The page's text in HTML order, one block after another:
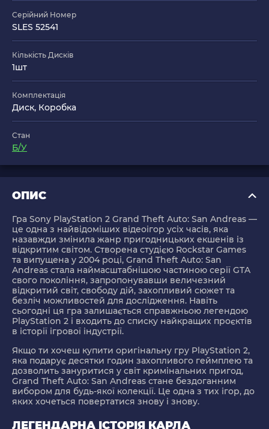
Серійний Номер
SLES 52541
Кількість Дисків
1шт
Комплектація
Диск, Коробка
Стан
Б/У
ОПИС
Гра Sony PlayStation 2 Grand Theft Auto: San Andreas —
це одна з найвідоміших відеоігор усіх часів, яка
назавжди змінила жанр пригодницьких екшенів із
відкритим світом. Створена студією Rockstar Games
та випущена у 2004 році, Grand Theft Auto: San
Andreas стала наймасштабнішою частиною серії GTA
свого покоління, запропонувавши величезний
відкритий світ, свободу дій, захопливий сюжет та
безліч можливостей для дослідження. Навіть
сьогодні ця гра залишається справжньою легендою
PlayStation 2 і входить до списку найкращих проєктів
в історії ігрової індустрії.
Якщо ти хочеш купити оригінальну гру PlayStation 2,
яка подарує десятки годин захопливого геймплею та
дозволить зануритися у світ кримінальних пригод,
Grand Theft Auto: San Andreas стане бездоганним
вибором для будь-якої колекції. Це одна з тих ігор, до
яких хочеться повертатися знову і знову.
ЛЕГЕНДАРНА ІСТОРІЯ КАРЛА